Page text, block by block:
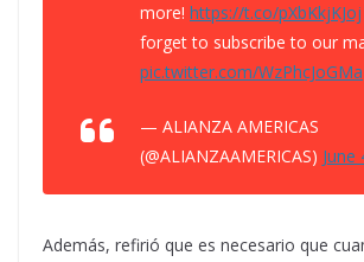
more! https://t.co/pXbKkjKJoj
forget to subscribe to our
pic.twitter.com/WzPhcJoGMa
— ALIANZA AMERICAS
(@ALIANZAAMERICAS) June
Además, refirió que es necesario que